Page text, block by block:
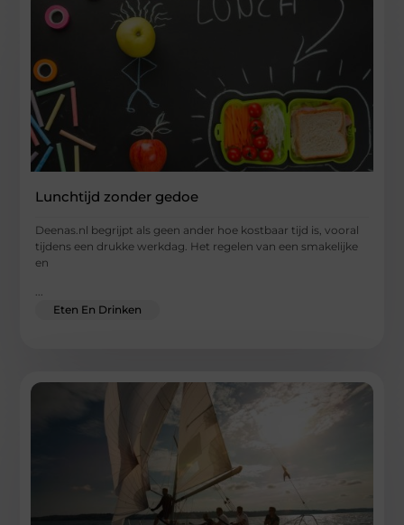
Lunchtijd zonder gedoe
Deenas.nl begrijpt als geen ander hoe kostbaar tijd is, vooral
tijdens een drukke werkdag. Het regelen van een smakelijke
en
...
Eten En Drinken